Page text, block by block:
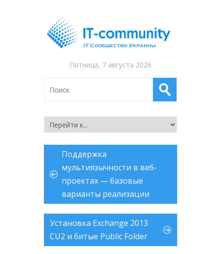
Пятница, 7 августа 2026
Поддержка
мультиязычности в веб-
проектах — базовые
варианты реализации
Установка Exchange 2013
CU2 и битые Public Folder